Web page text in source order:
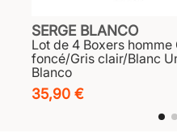
SERGE BLANCO
Lot de 4 Boxers
foncé/Gris clair/Blanc
Blanco
35,90 €